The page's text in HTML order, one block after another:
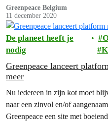
behaald. Dankzij jullie!
Greenpeace Belgium
11 december 2020
De planeet heeft je
nodig
Greenpeace lanceert
meer
Nu iedereen in zijn kot moet
naar een zinvol en/of
Greenpeace een site met